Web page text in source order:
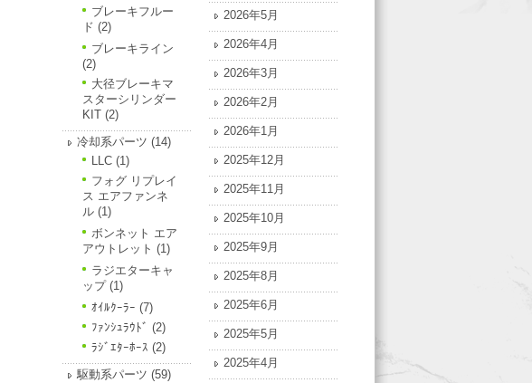
ブレーキフルー
ド (2)
ブレーキライン
(2)
大径ブレーキマ
スターシリンダー
KIT (2)
冷却系パーツ (14)
LLC (1)
フォグ リプレイ
ス エアファンネ
ル (1)
ボンネット エア
アウトレット (1)
ラジエターキャ
ップ(1)
ｵｲﾙｸｰﾗｰ (7)
ﾌｧﾝｼｭﾗｳﾄﾞ (2)
ﾗｼﾞｴﾀｰﾎｰｽ (2)
駆動系パーツ (59)
2026年5月
2026年4月
2026年3月
2026年2月
2026年1月
2025年12月
2025年11月
2025年10月
2025年9月
2025年8月
2025年6月
2025年5月
2025年4月